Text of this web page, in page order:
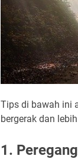
Tips di bawah ini
bergerak dan
1.